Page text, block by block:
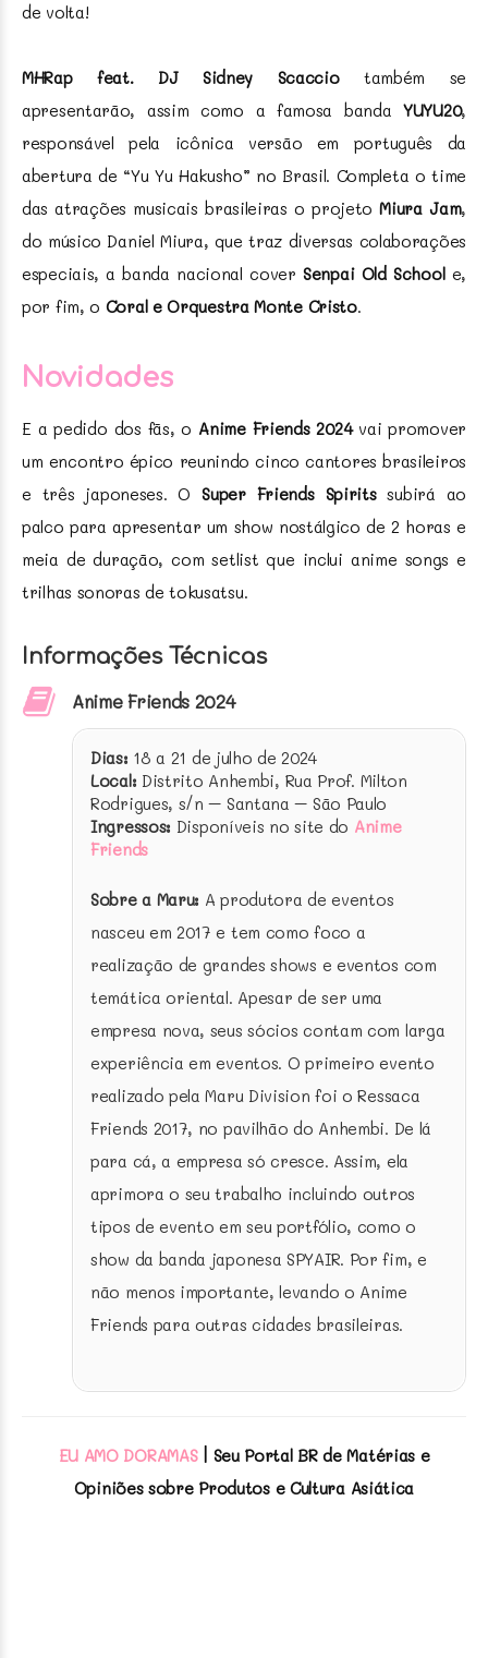
de volta!
MHRap feat. DJ Sidney Scacciotambém se
apresentarão, assim como a famosa bandaYUYU20,
responsável pela icônica versão em português da
abertura de “Yu Yu Hakusho” no Brasil. Completa o time
das atrações musicais brasileiras o projetoMiura Jam,
do músico Daniel Miura, que traz diversas colaborações
especiais, a banda nacional coverSenpai Old Schoole,
por fim, o Coral e Orquestra Monte Cristo.
Novidades
E a pedido dos fãs, o Anime Friends 2024vai promover
um encontro épico reunindo cinco cantores brasileiros
e três japoneses. OSuper Friends Spiritssubirá ao
palco para apresentar um show nostálgico de 2 horas e
meia de duração, com setlist que inclui anime songs e
trilhas sonoras de tokusatsu.
Informações Técnicas
Anime Friends 2024
Dias: 18 a 21 de julho de 2024
Local: Distrito Anhembi, Rua Prof. Milton
Rodrigues, s/n – Santana – São Paulo
Ingressos: Disponíveis no site do Anime
Friends
Sobre a Maru: A produtora de eventos
nasceu em 2017 e tem como foco a
realização de grandes shows e eventos com
temática oriental. Apesar de ser uma
empresa nova, seus sócios contam com larga
experiência em eventos. O primeiro evento
realizado pela Maru Division foi o Ressaca
Friends 2017, no pavilhão do Anhembi. De lá
para cá, a empresa só cresce. Assim, ela
aprimora o seu trabalho incluindo outros
tipos de evento em seu portfólio, como o
show da banda japonesa SPYAIR. Por fim, e
não menos importante, levando o Anime
Friends para outras cidades brasileiras.
EU AMO DORAMAS| Seu Portal BR de Matérias e
Opiniões sobre Produtos e Cultura Asiática